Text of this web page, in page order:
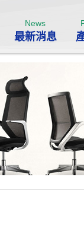
News
最新消息